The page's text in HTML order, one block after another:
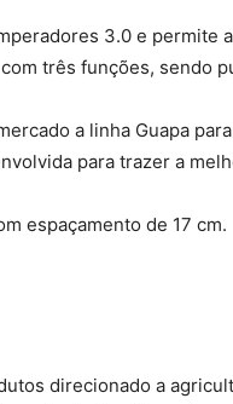
3.0 e permite
três funções, sendo
a linha Guapa
para trazer a
espaçamento de 17 cm.
direcionado a